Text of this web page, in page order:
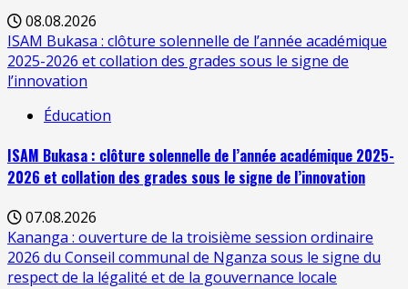
08.08.2026
ISAM Bukasa : clôture solennelle de l’année académique
2025-2026 et collation des grades sous le signe de
l’innovation
Éducation
ISAM Bukasa : clôture solennelle de l’année académique 2025-
2026 et collation des grades sous le signe de l’innovation
07.08.2026
Kananga : ouverture de la troisième session ordinaire
2026 du Conseil communal de Nganza sous le signe du
respect de la légalité et de la gouvernance locale